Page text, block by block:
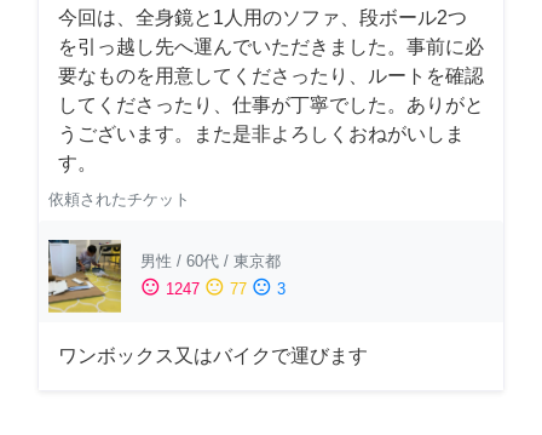
今回は、全身鏡と1人用のソファ、段ボール2つ
を引っ越し先へ運んでいただきました。事前に必
要なものを用意してくださったり、ルートを確認
してくださったり、仕事が丁寧でした。ありがと
うございます。また是非よろしくおねがいしま
す。
依頼されたチケット
男性 / 60代 / 東京都
sentiment_satisfied 1247 sentiment_neutral 77 sentiment_dissatisfied 3
ワンボックス又はバイクで運びます